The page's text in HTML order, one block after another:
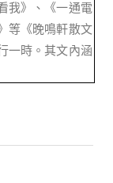
我》、《一通電
等《晚鳴軒散文
一時。其文內涵